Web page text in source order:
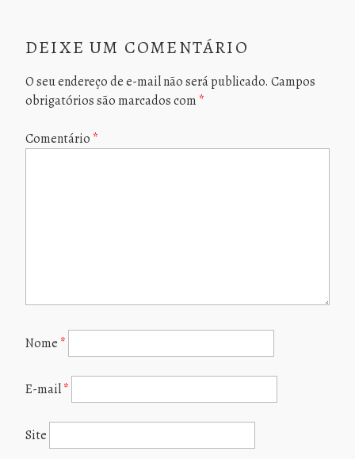
DEIXE UM COMENTÁRIO
O seu endereço de e-mail não será publicado. Campos
obrigatórios são marcados com *
Comentário *
Nome *
E-mail*
Site